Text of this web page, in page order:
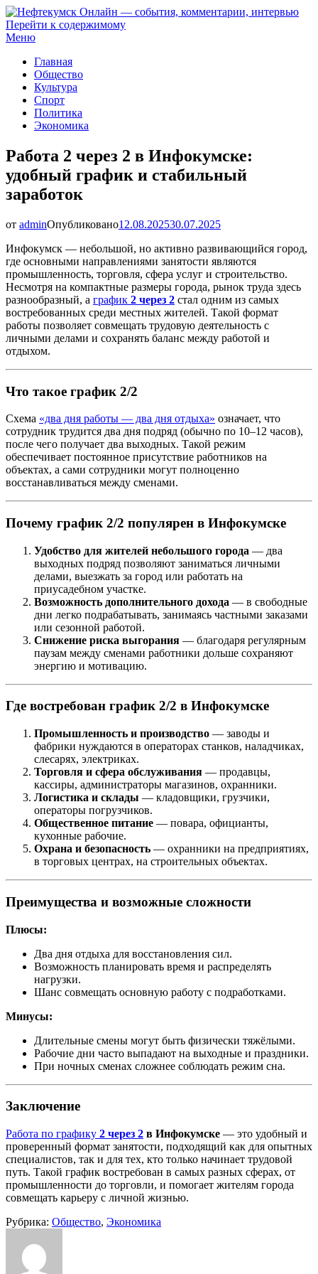
Нефтекумск Онлайн — события, комментарии, интервью
Перейти к содержимому
Меню
Главная
Общество
Культура
Спорт
Политика
Экономика
Работа 2 через 2 в Инфокумске:
удобный график и стабильный
заработок
от adminОпубликовано12.08.202530.07.2025
Инфокумск — небольшой, но активно развивающийся город,
где основными направлениями занятости являются
промышленность, торговля, сфера услуг и строительство.
Несмотря на компактные размеры города, рынок труда здесь
разнообразный, а график 2 через 2 стал одним из самых
востребованных среди местных жителей. Такой формат
работы позволяет совмещать трудовую деятельность с
личными делами и сохранять баланс между работой и
отдыхом.
Что такое график 2/2
Схема «два дня работы — два дня отдыха» означает, что
сотрудник трудится два дня подряд (обычно по 10–12 часов),
после чего получает два выходных. Такой режим
обеспечивает постоянное присутствие работников на
объектах, а сами сотрудники могут полноценно
восстанавливаться между сменами.
Почему график 2/2 популярен в Инфокумске
Удобство для жителей небольшого города — два
выходных подряд позволяют заниматься личными
делами, выезжать за город или работать на
приусадебном участке.
Возможность дополнительного дохода — в свободные
дни легко подрабатывать, занимаясь частными заказами
или сезонной работой.
Снижение риска выгорания — благодаря регулярным
паузам между сменами работники дольше сохраняют
энергию и мотивацию.
Где востребован график 2/2 в Инфокумске
Промышленность и производство — заводы и
фабрики нуждаются в операторах станков, наладчиках,
слесарях, электриках.
Торговля и сфера обслуживания — продавцы,
кассиры, администраторы магазинов, охранники.
Логистика и склады — кладовщики, грузчики,
операторы погрузчиков.
Общественное питание — повара, официанты,
кухонные рабочие.
Охрана и безопасность — охранники на предприятиях,
в торговых центрах, на строительных объектах.
Преимущества и возможные сложности
Плюсы:
Два дня отдыха для восстановления сил.
Возможность планировать время и распределять
нагрузки.
Шанс совмещать основную работу с подработками.
Минусы:
Длительные смены могут быть физически тяжёлыми.
Рабочие дни часто выпадают на выходные и праздники.
При ночных сменах сложнее соблюдать режим сна.
Заключение
Работа по графику 2 через 2 в Инфокумске — это удобный и
проверенный формат занятости, подходящий как для опытных
специалистов, так и для тех, кто только начинает трудовой
путь. Такой график востребован в самых разных сферах, от
промышленности до торговли, и помогает жителям города
совмещать карьеру с личной жизнью.
Рубрика: Общество, Экономика